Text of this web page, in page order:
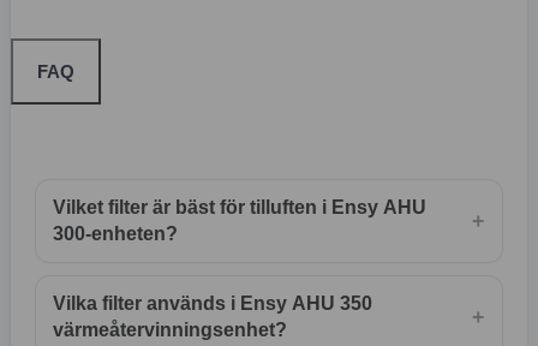
FAQ
Vilket filter är bäst för tilluften i Ensy AHU
300-enheten?
+
Vilka filter används i Ensy AHU 350
värmeåtervinningsenhet?
+